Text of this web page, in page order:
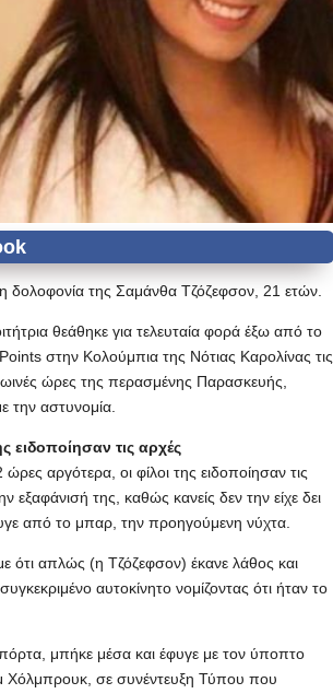
δολοφονία της Σαμάνθα Τζόζεφσον, 21 ετών.
θεάθηκε για τελευταία φορά έξω από το
στην Κολούμπια της Νότιας Καρολίνας τις
ώρες της περασμένης Παρασκευής,
την αστυνομία.
ειδοποίησαν τις αρχές
αργότερα, οι φίλοι της ειδοποίησαν τις
εξαφάνισή της, καθώς κανείς δεν την είχε δει
από το μπαρ, την προηγούμενη νύχτα.
ότι απλώς (η Τζόζεφσον) έκανε λάθος και
αυτοκίνητο νομίζοντας ότι ήταν το
πόρτα, μπήκε μέσα και έφυγε με τον ύποπτο
Χόλμπρουκ, σε συνέντευξη Τύπου που